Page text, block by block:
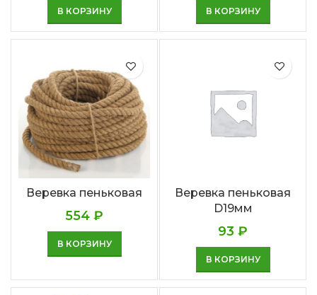
В КОРЗИНУ В КОРЗИНУ
Веревка пеньковая
554 ₽
В КОРЗИНУ
Веревка пеньковая
D19мм
93 ₽
В КОРЗИНУ